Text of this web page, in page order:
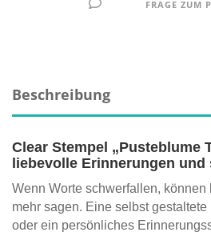
FRAGE ZUM
Beschreibung
Clear Stempel „Pusteblume
liebevolle Erinnerungen
Wenn Worte schwerfallen, können
mehr sagen. Eine selbst
oder ein persönliches